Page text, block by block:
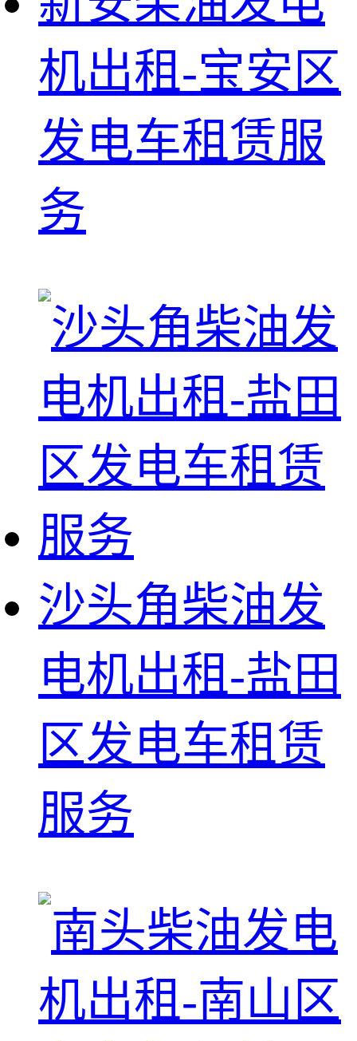
机出租-宝安区
发电车租赁服
务
沙头角柴油发
电机出租-盐田
区发电车租赁
服务